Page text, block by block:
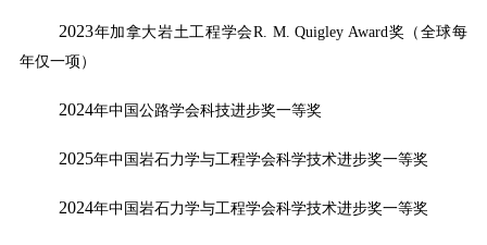
2023年加拿大岩土工程学会R. M. Quigley Award奖（全球每
年仅一项）
2024年中国公路学会科技进步奖一等奖
2025年中国岩石力学与工程学会科学技术进步奖一等奖
2024年中国岩石力学与工程学会科学技术进步奖一等奖